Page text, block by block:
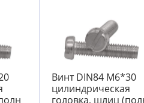
Винт DIN84 М6*30
цилиндрическая
головка, шлиц